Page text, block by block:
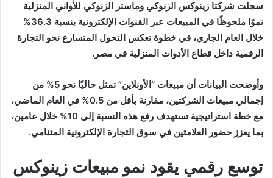
سجلت شركتا زينوكس الزنوكي وماستر الزنوكي للأواني المنزلية
نموًا ملحوظًا في المبيعات عبر القنوات الإلكترونية بنسبة 36.3%
خلال العام الجاري، في خطوة تعكس التحول المتسارع نحو التجارة
الرقمية داخل قطاع الأدوات المنزلية في مصر.
وأوضحت البيانات أن مبيعات “الأونلاين” تمثل حاليًا نحو 5% من
إجمالي مبيعات الشركتين، مقارنة بأقل من 0.5% في العام الماضي،
مع خطة استراتيجية تستهدف رفع هذه النسبة إلى 10% خلال عامين،
بما يعزز حضور العلامتين في سوق التجارة الإلكترونية المتنامي.
توسع رقمي يقود نمو مبيعات زينوكس